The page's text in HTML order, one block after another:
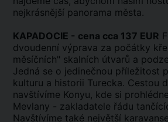
nejkrásnější panorama města.
KAPADOCIE - cena cca 137 EUR
dvoudenní výprava za počátky
měsíčních" skalních útvarů a
Jedná se o jedinečnou příležitost
kulturu a historii Turecka. Cestou
navštívíme Konyu, kde si
Mevlany - zakladatele řádu
Navštívíme také největší